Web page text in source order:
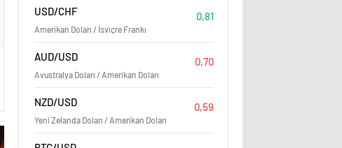
USD/CHF
Amerikan Doları / İsviçre Frankı
0,81
AUD/USD
Avustralya Doları / Amerikan Doları
0,70
NZD/USD
Yeni Zelanda Doları / Amerikan Doları
0,59